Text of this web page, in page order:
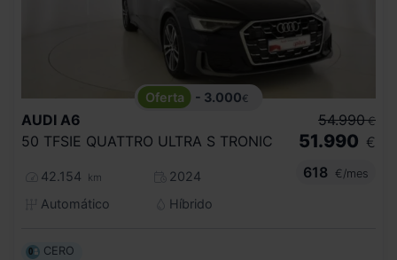
- 3.000€
AUDI A6
50 TFSIE QUATTRO ULTRA S TRONIC
42.154 km
2024
Automático
Híbrido
54.990 €
51.990 €
618
€/mes
CERO